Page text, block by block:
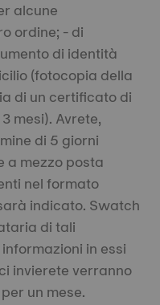
alcune
ordine; - di
di identità
(fotocopia della
di un certificato di
mesi). Avrete,
di 5 giorni
mezzo posta
nel formato
indicato. Swatch
di tali
in essi
invierete verranno
un mese.